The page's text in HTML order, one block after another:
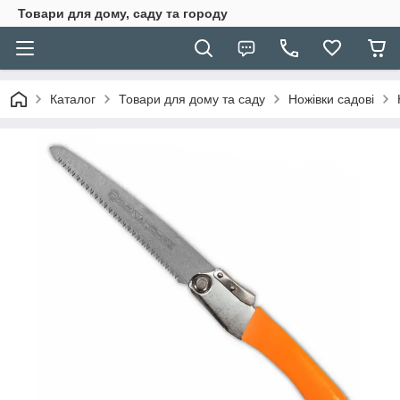
Товари для дому, саду та городу
Каталог Товари для дому та саду Ножівки садові